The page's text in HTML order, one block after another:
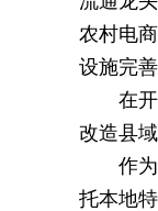
农村电
设施完
在
改造县
作
托本地